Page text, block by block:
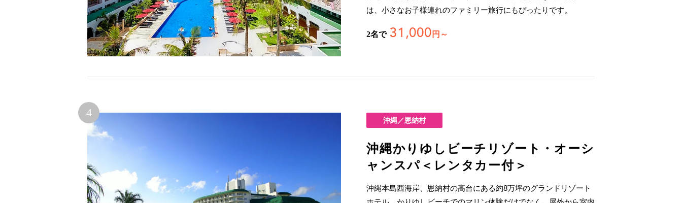
は、小さなお子様連れのファミリー旅行にもぴったりです。
2名で 31,000 円～
沖縄／恩納村
沖縄かりゆしビーチリゾート・オーシ
ャンスパ＜レンタカー付＞
沖縄本島西海岸、恩納村の高台にある約8万坪のグランドリゾート